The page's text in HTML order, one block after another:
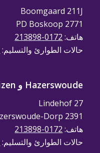
Boomgaard 211J
2771 PD Boskoop
هاتف: 0172-213898
حالات الطوارئ والتسليم:
Hazerswoude و Benthuizen
Lindehof 27
2391 DK Hazerswoude-Dorp
هاتف: 0172-213898
حالات الطوارئ والتسليم: